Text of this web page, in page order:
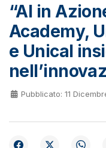
“AI in
Academy,
e Unical
Pubblicato: 11